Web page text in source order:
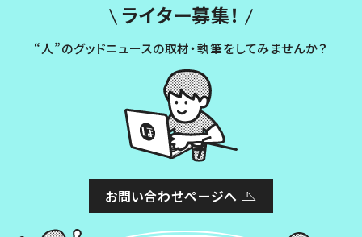
ライター募集！
“人”のグッドニュースの取材・執筆をしてみませんか？
お問い合わせページへ